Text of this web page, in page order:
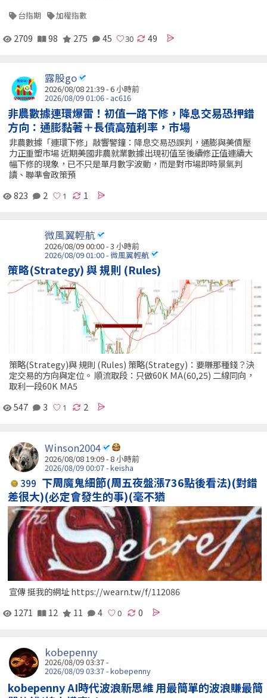
台指期 加權指數
2709 98 275 45 49
露股go
2026/08/08 21:39 -6 小時前
2026/08/09 01:06 - ac616
非農數據連環爆雷！初值一路下修，降息交易恐押錯
方向：通膨黏著＋長債高殖利率，市場
非農數據「連環下修」敲響警鐘：降息交易恐誤判，通膨與美債壓
力正重塑市場 近期美國非農就業數據出現初值至後續修正值連續大
幅下修的現象，已不只是單月數字波動，而是對市場即時景氣判
讀、聯準會政策預
823
2 1
微風翼輕航
2026/08/09 00:00 -3 小時前
2026/08/09 01:00 - 微風翼輕航
策略(Strategy) 與 規則 (Rules)
策略(Strategy)與 規則 (Rules) 策略(Strategy)：要賺那種錢？決
定交易的方向與定位。 順流取段：只做60K MA(60,25) 二線同向，
取利一段60K MA5
547
3 2
Winson2004
2026/08/08 19:09 -8 小時前
2026/08/09 00:07 - keisha
399 下周魔鬼細節(周五夜盤漲736點後看法)(對錯
差很大)(必定會發生的事)(毫不猶
宣傳 挺我的網址 https://wearn.tw/f/112086
1271
12 11 4 0
kobepenny
2026/08/09 03:37 -
2026/08/09 03:37 - kobepenny
kobepenny AI時代波浪新思維 用最簡單的波浪賺最簡